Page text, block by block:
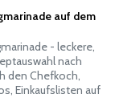
auf dem
- leckere,
nach
den Chefkoch,
Einkaufslisten auf